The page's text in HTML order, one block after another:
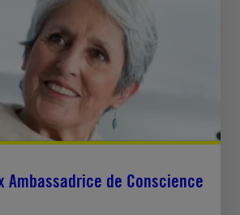
Ambassadrice de Conscience